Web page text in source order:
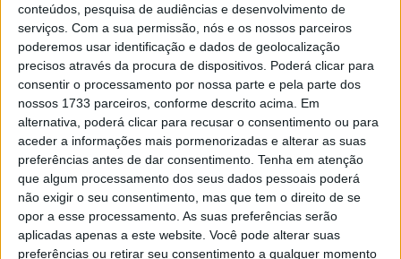
conteúdos, pesquisa de audiências e desenvolvimento de
serviços. Com a sua permissão, nós e os nossos parceiros
poderemos usar identificação e dados de geolocalização
precisos através da procura de dispositivos. Poderá clicar para
consentir o processamento por nossa parte e pela parte dos
nossos 1733 parceiros, conforme descrito acima. Em
alternativa, poderá clicar para recusar o consentimento ou para
aceder a informações mais pormenorizadas e alterar as suas
preferências antes de dar consentimento. Tenha em atenção
que algum processamento dos seus dados pessoais poderá
não exigir o seu consentimento, mas que tem o direito de se
opor a esse processamento. As suas preferências serão
aplicadas apenas a este website. Você pode alterar suas
preferências ou retirar seu consentimento a qualquer momento
Apuramento de Campeão e subida à I Divisão, à qual se
juntarão as equipas saídas do play-off, que será jogado
entre os dois melhores terceiros classificados entre
todas as séries, e ainda pelas equipas da região da
Madeira e dos Açores.
Os restantes irão jogar pela manutenção, divididos por
cinco séries e com os três piores classificados de cada,
juntamente com os três piores 5.ºs classificados, a
descerem para os distritais de Sub-15.